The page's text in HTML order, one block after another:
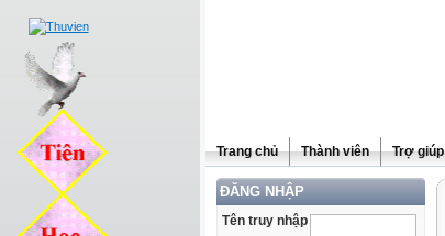
Trang chủ Thành viên Trợ giúp
ĐĂNG NHẬP
Tên truy nhập